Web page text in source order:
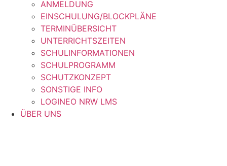
ANMELDUNG
EINSCHULUNG/BLOCKPLÄNE
TERMINÜBERSICHT
UNTERRICHTSZEITEN
SCHULINFORMATIONEN
SCHULPROGRAMM
SCHUTZKONZEPT
SONSTIGE INFO
LOGINEO NRW LMS
ÜBER UNS